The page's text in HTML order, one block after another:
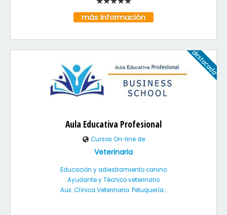
más información
Aula Educativa Profesional
Cursos On-line de
Veterinaria
Educación y adiestramiento canino
Ayudante y Técnico veterinario
Aux. Clínica Veterinaria. Peluquería...